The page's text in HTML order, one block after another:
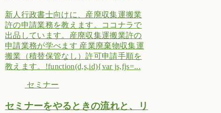
新人行政書士向けに、産廃収集運搬業
許の申請業務を教えます。ココナラで
出品しています。産廃収集運搬業許の
申請業務が学べます 産業廃棄物収集運
搬業（積替保管なし）許可申請手順を
教えます。!function(d,s,id){var js,fjs=...
セミナー
セミナーをやるときの流れと、リ